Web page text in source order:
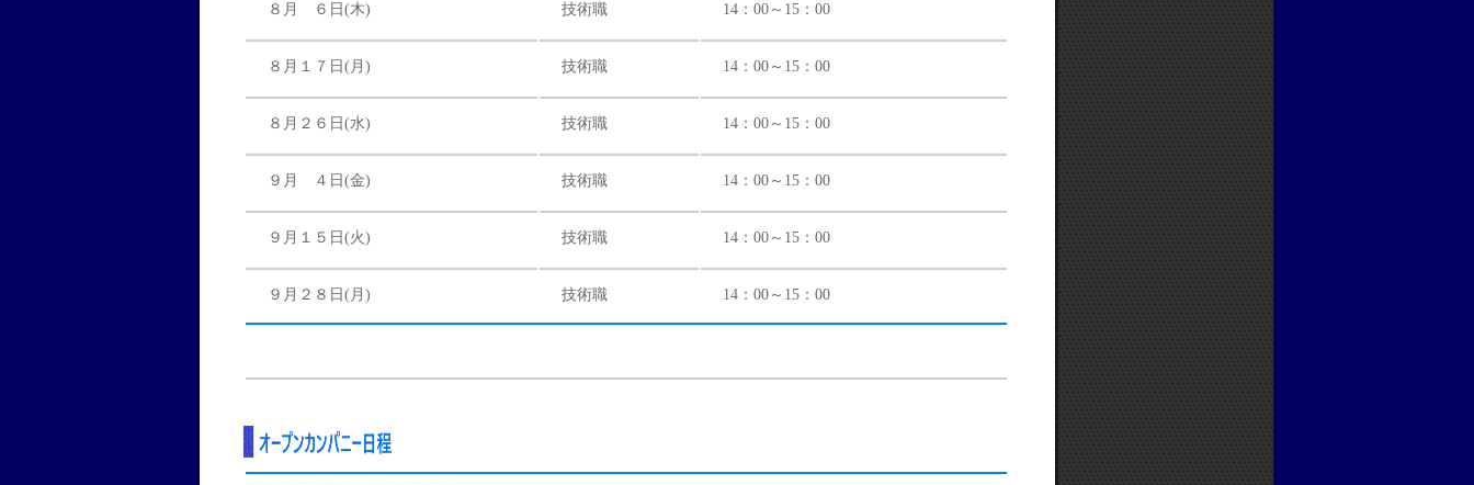
８月 ６日(木) 技術職 14：00～15：00
８月１７日(月) 技術職 14：00～15：00
８月２６日(水) 技術職 14：00～15：00
９月 ４日(金) 技術職 14：00～15：00
９月１５日(火) 技術職 14：00～15：00
９月２８日(月) 技術職 14：00～15：00